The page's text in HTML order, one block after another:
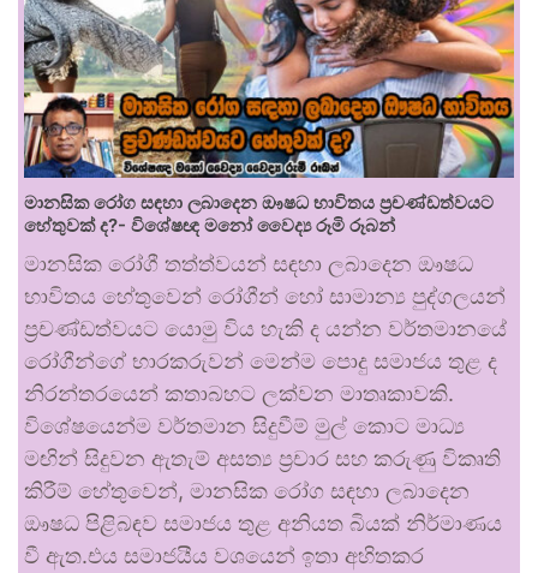
මානසික රෝග සඳහා ලබාදෙන ඖෂධ භාවිතය ප්‍රචණ්ඩත්වයට
හේතුවක් ද?- විශේෂඥ මනෝ වෛද්‍ය රූමි රූබන්
මානසික රෝගී තත්ත්වයන් සඳහා ලබාදෙන ඖෂධ
භාවිතය හේතුවෙන් රෝගීන් හෝ සාමාන්‍ය පුද්ගලයන්
ප්‍රචණ්ඩත්වයට යොමු විය හැකි ද යන්න වර්තමානයේ
රෝගීන්ගේ භාරකරුවන් මෙන්ම පොදු සමාජය තුළ ද
නිරන්තරයෙන් කතාබහට ලක්වන මාතෘකාවකි.
විශේෂයෙන්ම වර්තමාන සිදුවීම් මුල් කොට මාධ්‍ය
මඟින් සිදුවන ඇතැම් අසත්‍ය ප්‍රචාර සහ කරුණු විකෘති
කිරීම් හේතුවෙන්, මානසික රෝග සඳහා ලබාදෙන
ඖෂධ පිළිබඳව සමාජය තුළ අනියත බියක් නිර්මාණය
වී ඇත.එය සමාජයීය වශයෙන් ඉතා අහිතකර